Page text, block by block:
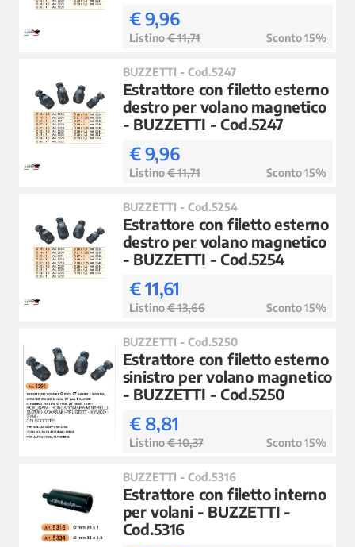
€ 9,96
Listino€ 11,71 Sconto 15%
BUZZETTI - Cod.5247
Estrattore con filetto esterno
destro per volano magnetico
- BUZZETTI - Cod.5247
€ 9,96
Listino€ 11,71 Sconto 15%
BUZZETTI - Cod.5254
Estrattore con filetto esterno
destro per volano magnetico
- BUZZETTI - Cod.5254
€ 11,61
Listino€ 13,66 Sconto 15%
BUZZETTI - Cod.5250
Estrattore con filetto esterno
sinistro per volano magnetico
- BUZZETTI - Cod.5250
€ 8,81
Listino€ 10,37 Sconto 15%
BUZZETTI - Cod.5316
Estrattore con filetto interno
per volani - BUZZETTI -
Cod.5316